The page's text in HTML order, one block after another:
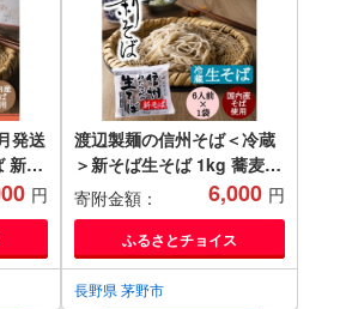
発送
新そ
常温
円
渡辺製麺の信州そば＜冷蔵
＞新そば生そば 1kg 蕎麦1
袋6人前(1kg) 信州八ヶ岳よ
りお届け【1655339】
寄附金額： 6,000 円
ふるさとチョイス
長野県 茅野市